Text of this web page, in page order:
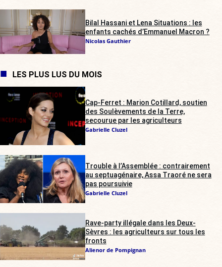
Bilal Hassani et Lena Situations : les
enfants cachés d’Emmanuel Macron ?
Nicolas Gauthier
LES PLUS LUS DU MOIS
Cap-Ferret : Marion Cotillard, soutien
des Soulèvements de la Terre,
secourue par les agriculteurs
Gabrielle Cluzel
Trouble à l’Assemblée : contrairement
au septuagénaire, Assa Traoré ne sera
pas poursuivie
Gabrielle Cluzel
Rave-party illégale dans les Deux-
Sèvres : les agriculteurs sur tous les
fronts
Alienor de Pompignan